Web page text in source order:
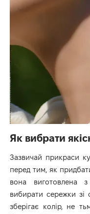
Як вибрати
Зазвичай прикраси
перед тим, як
вона виготовлена
вибирати сережки зі
зберігає колір, не